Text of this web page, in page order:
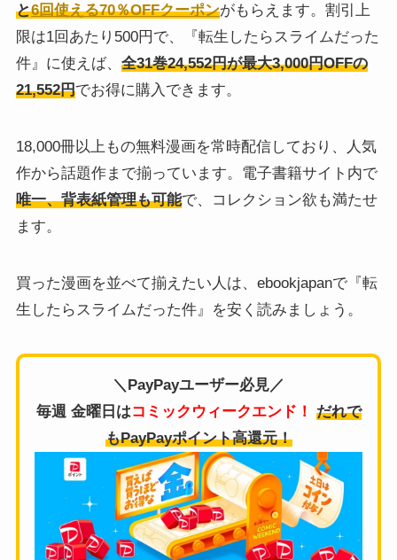
と6回使える70％OFFクーポンがもらえます。割引上
限は1回あたり500円で、『転生したらスライムだった
件』に使えば、 全31巻24,552円が最大3,000円OFFの
21,552円でお得に購入できます。
18,000冊以上もの無料漫画を常時配信しており、人気
作から話題作まで揃っています。電子書籍サイト内で
唯一、背表紙管理も可能で、コレクション欲も満たせ
ます。
買った漫画を並べて揃えたい人は、ebookjapanで『転
生したらスライムだった件』を安く読みましょう。
＼PayPayユーザー必見／
毎週 金曜日はコミックウィークエンド！ だれで
もPayPayポイント高還元！